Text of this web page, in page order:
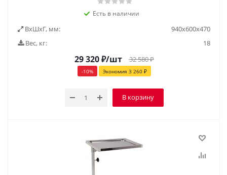
Есть в наличии
ВxШxГ, мм:
940x600x470
Вес, кг:
18
29 320₽/шт 32 580₽
-10% Экономия 3 260₽
В корзину